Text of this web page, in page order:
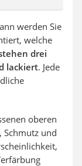
werden Sie
welche
drei
lackiert. Jede
oberen
Schmutz und